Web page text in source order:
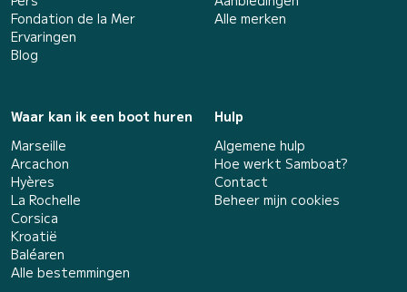
Fondation de la Mer
Ervaringen
Blog
Alle merken
Waar kan ik een boot huren
Marseille
Arcachon
Hyères
La Rochelle
Corsica
Kroatië
Baléaren
Alle bestemmingen
Hulp
Algemene hulp
Hoe werkt Samboat?
Contact
Beheer mijn cookies